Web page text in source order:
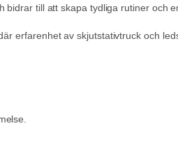
bidrar till att skapa tydliga rutiner och
erfarenhet av skjutstativtruck och